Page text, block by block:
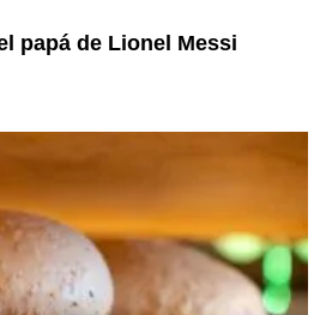
papá de Lionel Messi